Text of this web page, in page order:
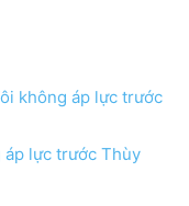
áp lực trước Thùy